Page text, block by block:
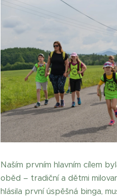
Naším prvním hlavním cílem
oběd – tradiční a dětmi
hlásila první úspěšná binga,